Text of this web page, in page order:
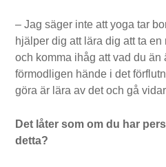
– Jag säger inte att yoga tar
hjälper dig att lära dig att ta
och komma ihåg att vad du än
förmodligen hände i det
göra är lära av det och gå
Det låter som om du har
detta?